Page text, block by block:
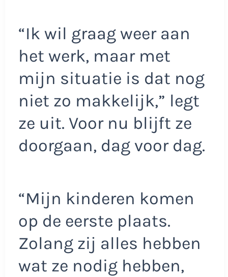
“Ik wil graag weer aan
het werk, maar met
mijn situatie is dat nog
niet zo makkelijk,” legt
ze uit. Voor nu blijft ze
doorgaan, dag voor dag.
“Mijn kinderen komen
op de eerste plaats.
Zolang zij alles hebben
wat ze nodig hebben,